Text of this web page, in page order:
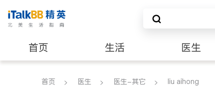
首页 生活 医生
养老 非盈利组织
首页 医生 医生-其它 liu aihong